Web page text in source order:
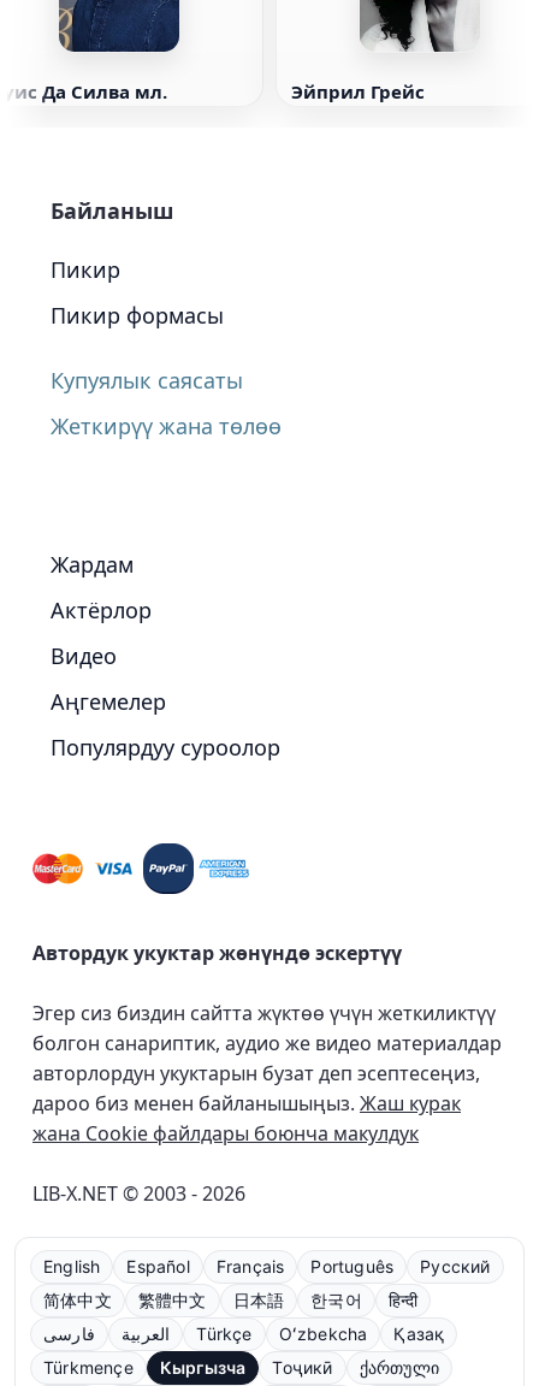
Да Силва мл. Эйприл Грейс
Байланыш
Пикир
Пикир формасы
Купуялык саясаты
Жеткирүү жана төлөө
Жардам
Актёрлор
Видео
Аңгемелер
Популярдуу суроолор
Автордук укуктар жөнүндө эскертүү
Эгер сиз биздин сайтта жүктөө үчүн жеткиликтүү
болгон санариптик, аудио же видео материалдар
авторлордун укуктарын бузат деп эсептесеңиз,
дароо биз менен байланышыңыз. Жаш курак
жана Cookie файлдары боюнча макулдук
LIB-X.NET © 2003 - 2026
English Español Français Português
Русский
简体中文
繁體中文 日本語 한국어
हिन्दी
فارسی
العربية Türkçe Oʻzbekcha
Қазақ
Türkmençe
Кыргызча Тоҷикӣ ქართული